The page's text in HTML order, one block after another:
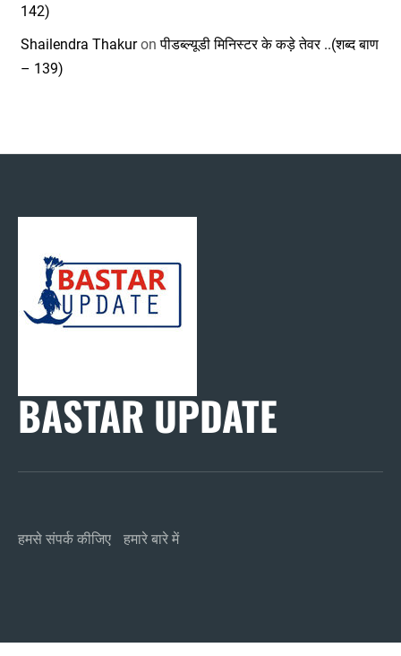
142)
Shailendra Thakuronपीडब्ल्यूडी मिनिस्टर के कड़े तेवर ..(शब्द बाण
– 139)
BASTAR UPDATE
हमसे संपर्क कीजिए हमारे बारे में